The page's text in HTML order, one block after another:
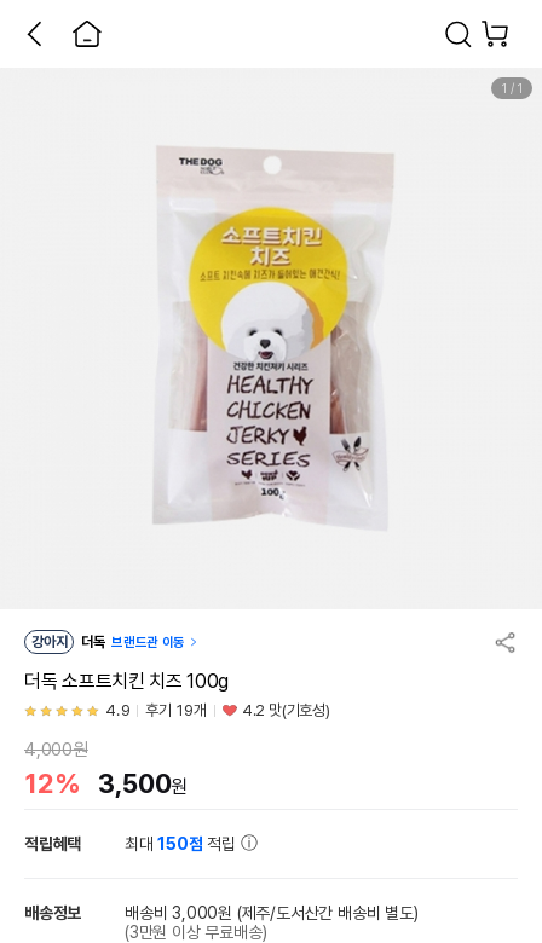
1 / 1
강아지 더독 브랜드관 이동
더독 소프트치킨 치즈 100g
4.9 후기 19개 4.2 맛(기호성)
4,000원
12% 3,500원
적립혜택 최대150점 적립
배송정보 배송비 3,000원 (제주/도서산간 배송비 별도)
(3만원 이상 무료배송)